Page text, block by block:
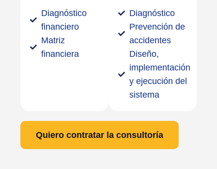
Diagnóstico
financiero
Matriz
financiera
Diagnóstico
Prevención de
accidentes
Diseño,
implementación
y ejecución del
sistema
Quiero contratar la consultoría